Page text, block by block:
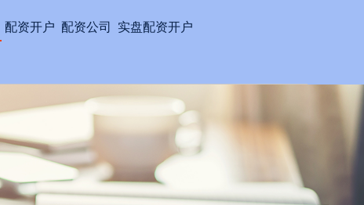
配资开户 配资公司 实盘配资开户